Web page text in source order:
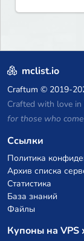
mclist.io
Craftum © 2019-
Crafted with love in
for those who
Ссылки
Политика
Архив списка
Статистика
База знаний
Файлы
Купоны на VPS